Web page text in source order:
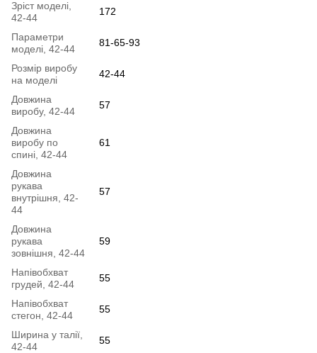
Зріст моделі,
42-44
172
Параметри
моделі, 42-44
81-65-93
Розмір виробу
на моделі
42-44
Довжина
виробу, 42-44
57
Довжина
виробу по
спині, 42-44
61
Довжина
рукава
внутрішня, 42-
44
57
Довжина
рукава
зовнішня, 42-44
59
Напівобхват
грудей, 42-44
55
Напівобхват
стегон, 42-44
55
Ширина у талії,
42-44
55